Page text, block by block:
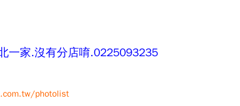
一家.沒有分店唷.0225093235
photolist